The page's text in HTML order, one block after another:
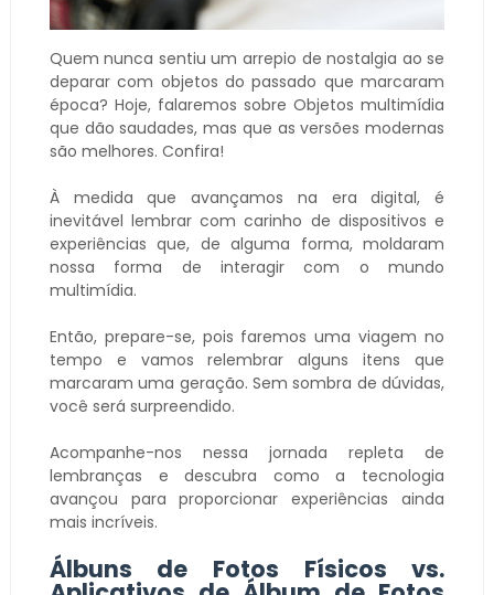
Quem nunca sentiu um arrepio de nostalgia ao se
deparar com objetos do passado que marcaram
época? Hoje, falaremos sobre Objetos multimídia
que dão saudades, mas que as versões modernas
são melhores. Confira!
À medida que avançamos na era digital, é
inevitável lembrar com carinho de dispositivos e
experiências que, de alguma forma, moldaram
nossa forma de interagir com o mundo
multimídia.
Então, prepare-se, pois faremos uma viagem no
tempo e vamos relembrar alguns itens que
marcaram uma geração. Sem sombra de dúvidas,
você será surpreendido.
Acompanhe-nos nessa jornada repleta de
lembranças e descubra como a tecnologia
avançou para proporcionar experiências ainda
mais incríveis.
Álbuns de Fotos Físicos vs.